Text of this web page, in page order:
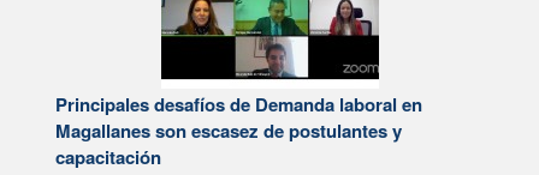
Principales desafíos de Demanda laboral en
Magallanes son escasez de postulantes y
capacitación